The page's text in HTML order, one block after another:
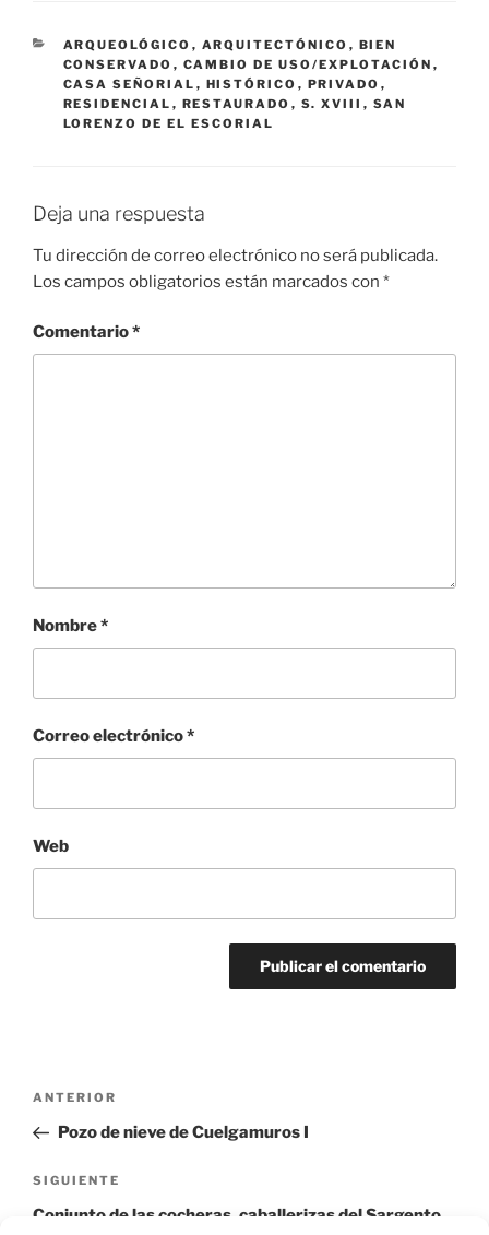
CATEGORÍAS
ARQUEOLÓGICO , ARQUITECTÓNICO , BIEN
CONSERVADO , CAMBIO DE USO/EXPLOTACIÓN ,
CASA SEÑORIAL , HISTÓRICO , PRIVADO ,
RESIDENCIAL , RESTAURADO , S. XVIII , SAN
LORENZO DE EL ESCORIAL
Deja una respuesta
Tu dirección de correo electrónico no será publicada.
Los campos obligatorios están marcados con *
Comentario*
Nombre*
Correo electrónico*
Web
Navegación
entradas
Entrada
anterior:
ANTERIOR
Pozo de nieve de Cuelgamuros I
Siguiente
entrada
SIGUIENTE
Conjunto de las cocheras, caballerizas del Sargento